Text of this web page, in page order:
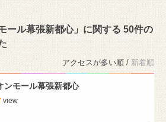
ール幕張新都心」に関する 50件の
アクセスが多い順 / 新着順
ンモール幕張新都心
view